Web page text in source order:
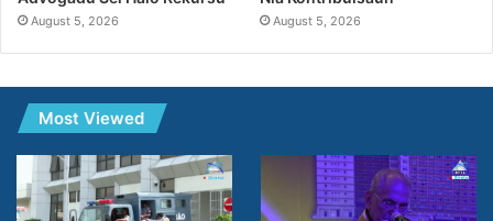
August 5, 2026 August 5, 2026
Most Viewed